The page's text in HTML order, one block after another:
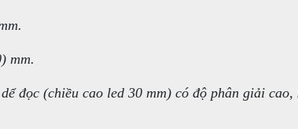
mm.
đọc (chiều cao led 30 mm) có độ phân giải